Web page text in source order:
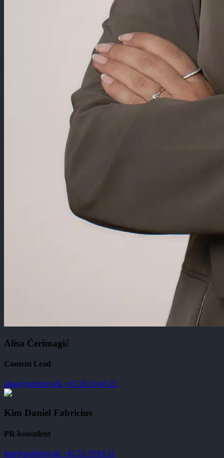
Alisa Ćerimagić
Content Lead
alisa@publicity.dk +45 28 10 40 25
Kim Daniel Fabricius
PR-konsulent
kim@publicity.dk +45 53 70 84 52